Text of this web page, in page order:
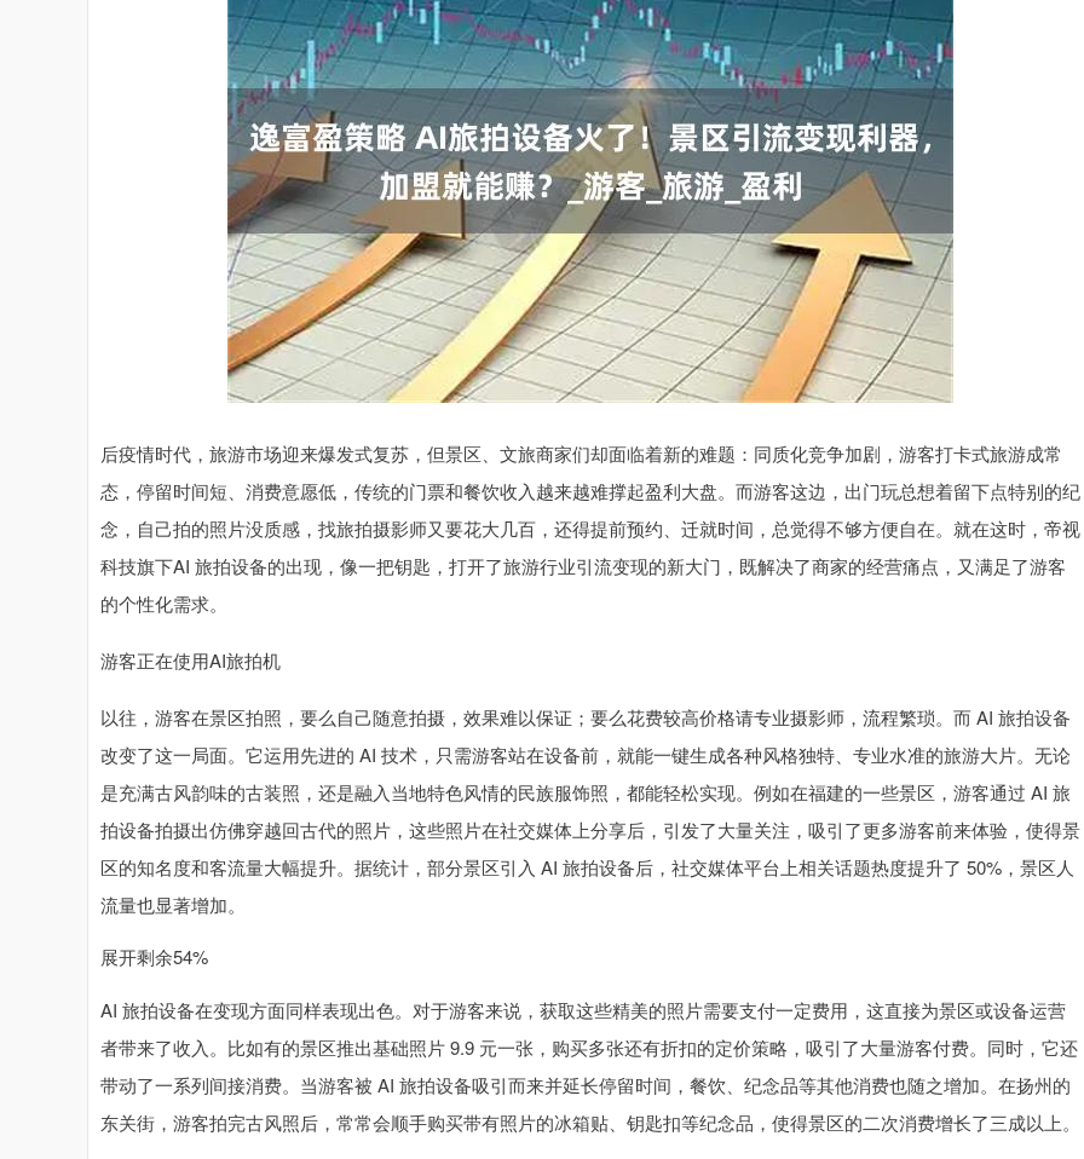
后疫情时代，旅游市场迎来爆发式复苏，但景区、文旅商家们却面临着新的难题：同质化竞争加剧，游客打卡式旅游成常
态，停留时间短、消费意愿低，传统的门票和餐饮收入越来越难撑起盈利大盘。而游客这边，出门玩总想着留下点特别的纪
念，自己拍的照片没质感，找旅拍摄影师又要花大几百，还得提前预约、迁就时间，总觉得不够方便自在。就在这时，帝视
科技旗下AI 旅拍设备的出现，像一把钥匙，打开了旅游行业引流变现的新大门，既解决了商家的经营痛点，又满足了游客
的个性化需求。
游客正在使用AI旅拍机
以往，游客在景区拍照，要么自己随意拍摄，效果难以保证；要么花费较高价格请专业摄影师，流程繁琐。而 AI 旅拍设备
改变了这一局面。它运用先进的 AI 技术，只需游客站在设备前，就能一键生成各种风格独特、专业水准的旅游大片。无论
是充满古风韵味的古装照，还是融入当地特色风情的民族服饰照，都能轻松实现。例如在福建的一些景区，游客通过 AI 旅
拍设备拍摄出仿佛穿越回古代的照片，这些照片在社交媒体上分享后，引发了大量关注，吸引了更多游客前来体验，使得景
区的知名度和客流量大幅提升。据统计，部分景区引入 AI 旅拍设备后，社交媒体平台上相关话题热度提升了 50%，景区人
流量也显著增加。
展开剩余54%
AI 旅拍设备在变现方面同样表现出色。对于游客来说，获取这些精美的照片需要支付一定费用，这直接为景区或设备运营
者带来了收入。比如有的景区推出基础照片 9.9 元一张，购买多张还有折扣的定价策略，吸引了大量游客付费。同时，它还
带动了一系列间接消费。当游客被 AI 旅拍设备吸引而来并延长停留时间，餐饮、纪念品等其他消费也随之增加。在扬州的
东关街，游客拍完古风照后，常常会顺手购买带有照片的冰箱贴、钥匙扣等纪念品，使得景区的二次消费增长了三成以上。